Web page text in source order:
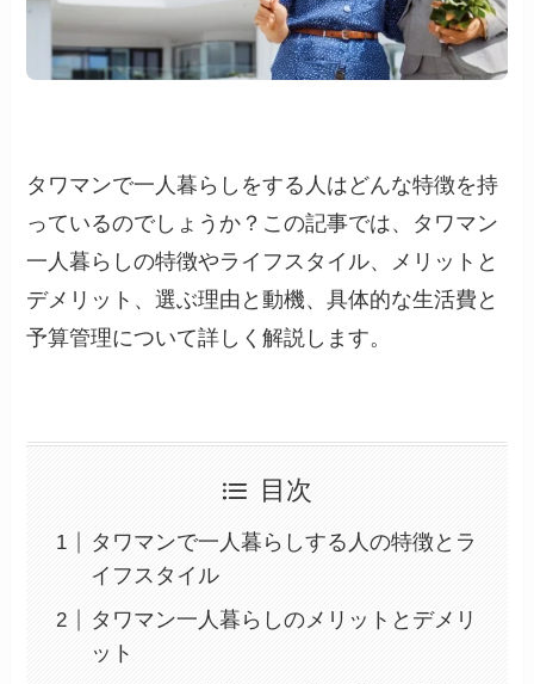
タワマンで一人暮らしをする人はどんな特徴を持
っているのでしょうか？この記事では、タワマン
一人暮らしの特徴やライフスタイル、メリットと
デメリット、選ぶ理由と動機、具体的な生活費と
予算管理について詳しく解説します。
目次
タワマンで一人暮らしする人の特徴とラ
イフスタイル
タワマン一人暮らしのメリットとデメリ
ット